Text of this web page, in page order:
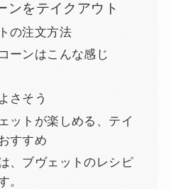
ンをテイクアウト
の注文方法
ーンはこんな感じ
さそう
ットが楽しめる、テイ
すすめ
、ブヴェットのレシピ
。